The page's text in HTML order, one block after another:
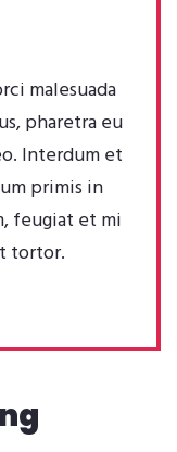
malesuada
pharetra eu
Interdum et
primis in
feugiat et mi
tortor.